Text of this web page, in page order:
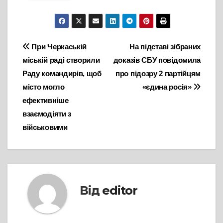
Навігація
записів
На підставі зібраних
доказів СБУ повідомила
про підозру 2 партійцям
«єдина росія»
При Черкаській
міській раді створили
Раду командирів, щоб
місто могло
ефективніше
взаємодіяти з
військовими
Від editor